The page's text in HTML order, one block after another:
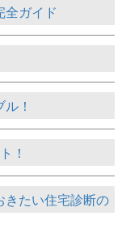
全ガイド
！
！
きたい住宅診断の